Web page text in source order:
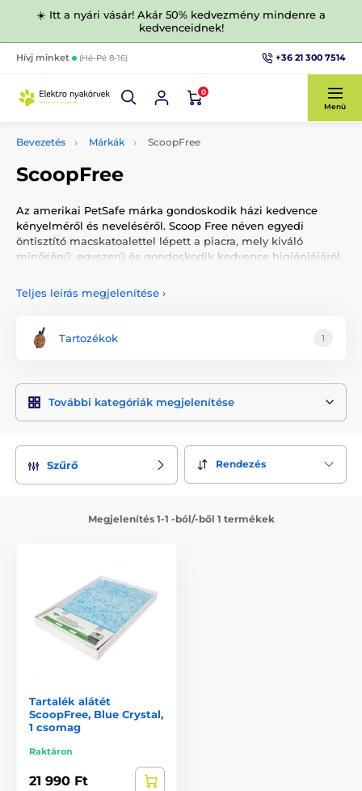
☀️ Itt a nyári vásár! Akár 50% kedvezmény mindenre a
kedvenceidnek!
Hívj minket (Hé-Pé 8-16) +36 21 300 7514
0
Menü
Bevezetés Márkák ScoopFree
ScoopFree
Az amerikai PetSafe márka gondoskodik házi kedvence
kényelméről és neveléséről. Scoop Free néven egyedi
öntisztító macskatoalettel lépett a piacra, mely kiváló
minőségű, egyszerű és gondoskodik kedvence higiéniájáról.
Teljes leírás megjelenítése ›
Tartozékok 1
További kategóriák megjelenítése
Szűrő Rendezés
Megjelenítés 1-1 -ból/-ből 1 termékek
Tartalék alátét
ScoopFree, Blue Crystal,
1 csomag
Raktáron
21 990 Ft